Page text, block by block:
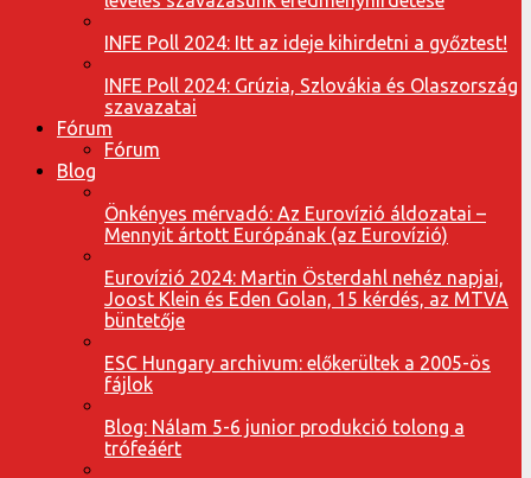
INFE Poll 2024: Itt az ideje kihirdetni a győztest!
INFE Poll 2024: Grúzia, Szlovákia és Olaszország
szavazatai
Fórum
Fórum
Blog
Önkényes mérvadó: Az Eurovízió áldozatai –
Mennyit ártott Európának (az Eurovízió)
Eurovízió 2024: Martin Österdahl nehéz napjai,
Joost Klein és Eden Golan, 15 kérdés, az MTVA
büntetője
ESC Hungary archivum: előkerültek a 2005-ös
fájlok
Blog: Nálam 5-6 junior produkció tolong a
trófeáért